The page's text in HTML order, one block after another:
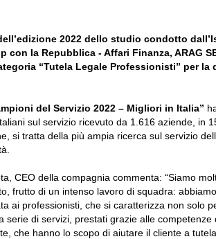
2022 dello studio condotto
con la Repubblica - Affari Finanza, ARAG
“Tutela Legale Professionisti” per
del Servizio 2022 – Migliori in Italia”
sul servizio ricevuto da 1.616 aziende, in
si tratta della più ampia ricerca sul servizio
CEO della compagnia commenta: “Siamo
frutto di un intenso lavoro di squadra:
ai professionisti, che si caratterizza non solo
serie di servizi, prestati grazie alle
che hanno lo scopo di aiutare il cliente a